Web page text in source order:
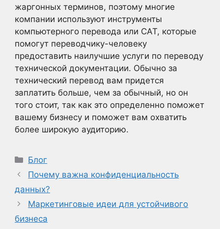
жаргонных терминов, поэтому многие
компании используют инструменты
компьютерного перевода или CAT, которые
помогут переводчику-человеку
предоставить наилучшие услуги по переводу
технической документации. Обычно за
технический перевод вам придется
заплатить больше, чем за обычный, но он
того стоит, так как это определенно поможет
вашему бизнесу и поможет вам охватить
более широкую аудиторию.
Рубрики
Блог
Почему важна конфиденциальность
данных?
Маркетинговые идеи для устойчивого
бизнеса